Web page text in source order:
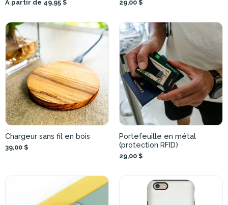
À partir de 49,95 $ 29,00 $
Chargeur sans fil en bois
39,00 $
Portefeuille en métal
(protection RFID)
29,00 $